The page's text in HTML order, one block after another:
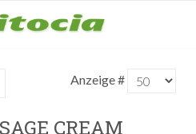
Anzeige #
CREAM